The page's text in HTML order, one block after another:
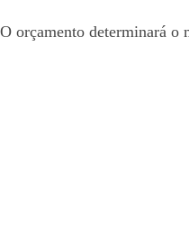
orçamento determinará o